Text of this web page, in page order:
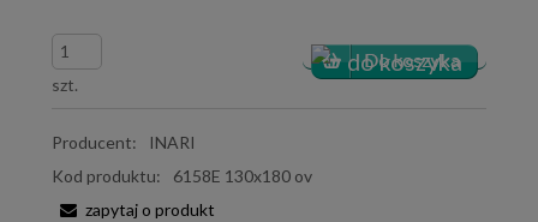
szt.
Producent:
INARI
Kod produktu:
6158E 130x180 ov
zapytaj o produkt